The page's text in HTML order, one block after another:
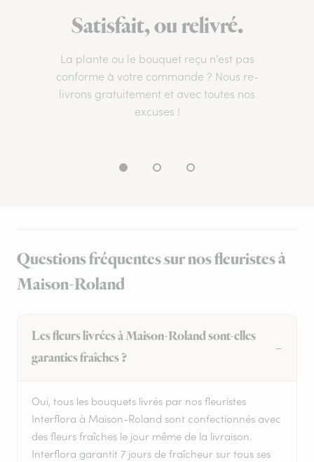
Satisfait, ou relivré.
La plante ou le bouquet reçu n’est pas
conforme à votre commande ? Nous re-
livrons gratuitement et avec toutes nos
excuses !
Questions fréquentes sur nos fleuristes à
Maison-Roland
Les fleurs livrées à Maison-Roland sont-elles
garanties fraîches ?
Oui, tous les bouquets livrés par nos fleuristes
Interflora à Maison-Roland sont confectionnés avec
des fleurs fraîches le jour même de la livraison.
Interflora garantit 7 jours de fraîcheur sur tous ses